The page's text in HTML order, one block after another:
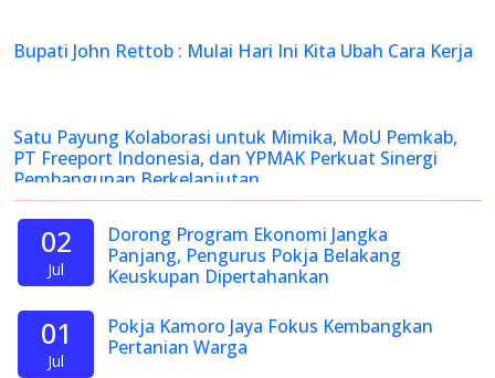
Bupati John Rettob : Mulai Hari Ini Kita Ubah Cara Kerja
Satu Payung Kolaborasi untuk Mimika, MoU Pemkab,
PT Freeport Indonesia, dan YPMAK Perkuat Sinergi
Pembangunan Berkelanjutan
02
Jul
Dorong Program Ekonomi Jangka
Panjang, Pengurus Pokja Belakang
Keuskupan Dipertahankan
01
Jul
Pokja Kamoro Jaya Fokus Kembangkan
Pertanian Warga